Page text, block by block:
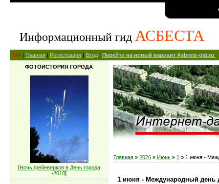
Информационный гид АСБЕСТА
14+ | Главная | Регистрация | Вход | Перейти на новый вариант Asbrest-gid.ru
ФОТОИСТОРИЯ ГОРОДА
[Ночь фейеверков в День города
-2010]
Главная » 2026 » Июнь » 1 » 1 июня -
1 июня - Международный день